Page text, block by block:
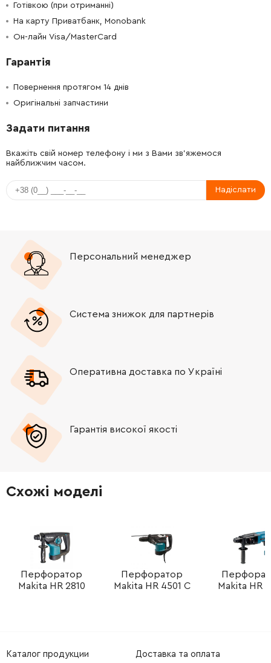
2912401021 26.88 Грн
- +
1610026001
160111A3H5
Готівкою (при отриманні)
На карту Приватбанк, Monobank
Он-лайн Visa/MasterCard
Гарантія
Повернення протягом 14 днів
Оригінальні запчастини
Задати питання
Вкажіть свій номер телефону і ми з Вами зв'яжемося
найближчим часом.
Надіслати
Персональний менеджер
Система знижок для партнерів
Оперативна доставка по Україні
Гарантія високої якості
Схожі моделі
Перфоратор
Makita HR 2810
Перфоратор
Makita HR 4501 C
Makita HR
Каталог продукции Доставка та оплата